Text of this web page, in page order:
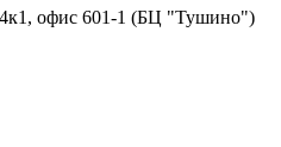
офис 601-1 (БЦ "Тушино")